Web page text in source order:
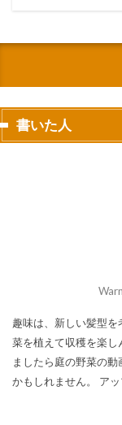
書いた人
趣味は、新しい髪型
菜を植えて収穫を楽し
ましたら庭の野菜の
かもしれません。 ア